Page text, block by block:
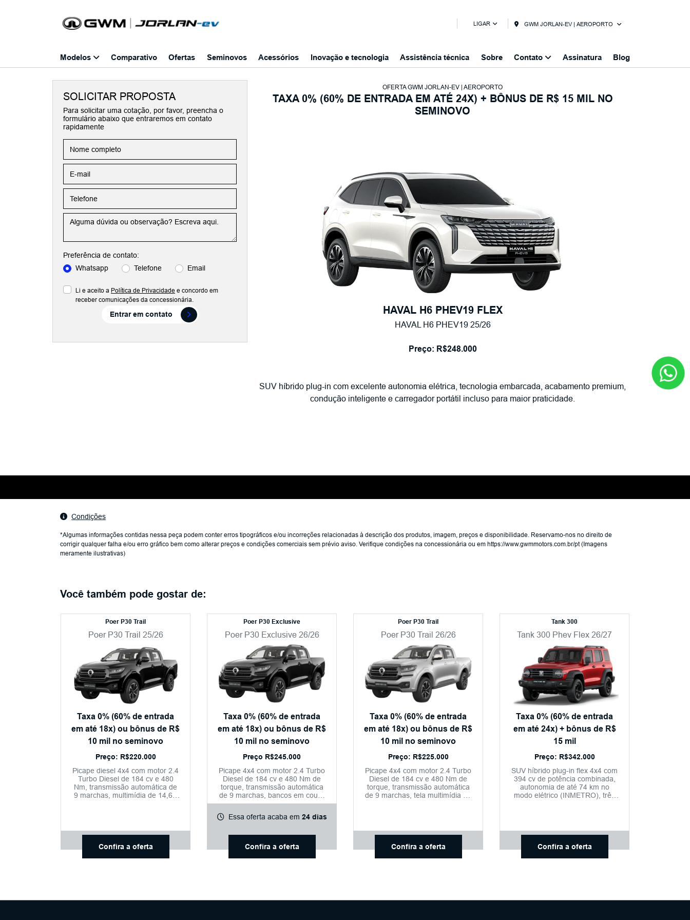
LIGAR GWM JORLAN-EV | AEROPORTO
Modelos Comparativo Ofertas Seminovos Acessórios Inovação e tecnologia Assistência técnica Sobre Contato Assinatura Blog
OFERTA GWM JORLAN-EV | AEROPORTO
TAXA 0% (60% DE ENTRADA EM ATÉ 24X) + BÔNUS DE R$ 15 MIL NO
SEMINOVO
HAVAL H6 PHEV19 FLEX
HAVAL H6 PHEV19 25/26
Preço: R$248.000
SUV híbrido plug-in com excelente autonomia elétrica, tecnologia embarcada, acabamento premium,
condução inteligente e carregador portátil incluso para maior praticidade.
SOLICITAR PROPOSTA
Para solicitar uma cotação, por favor, preencha o
formulário abaixo que entraremos em contato
rapidamente
Preferência de contato:
Whatsapp
Telefone Email
Li e aceito a Política de Privacidade e concordo em
receber comunicações da concessionária.
Entrar em contato
Condições
*Algumas informações contidas nessa peça podem conter erros tipográficos e/ou incorreções relacionadas à descrição dos produtos, imagem, preços e disponibilidade. Reservamo-nos no direito de
corrigir qualquer falha e/ou erro gráfico bem como alterar preços e condições comerciais sem prévio aviso. Verifique condições na concessionária ou em https://www.gwmmotors.com.br/pt (Imagens
meramente ilustrativas)
Você também pode gostar de:
Poer P30 Trail
Poer P30 Trail 25/26
Taxa 0% (60% de entrada
em até 18x) ou bônus de R$
10 mil no seminovo
Preço: R$220.000
Picape diesel 4x4 com motor 2.4
Turbo Diesel de 184 cv e 480
Nm, transmissão automática de
9 marchas, multimídia de 14,6”,
1.018 kg.
Confira a oferta
Poer P30 Exclusive
Poer P30 Exclusive 26/26
Taxa 0% (60% de entrada
em até 18x) ou bônus de R$
10 mil no seminovo
Preço R$245.000
Picape 4x4 com motor 2.4 Turbo
Diesel de 184 cv e 480 Nm de
torque, transmissão automática
de 9 marchas, bancos em couro
com ajustes elétricos,
multimídia de 14,6", câmera
nível 2+.
Essa oferta acaba em 24 dias
Confira a oferta
Poer P30 Trail
Poer P30 Trail 26/26
Taxa 0% (60% de entrada
em até 18x) ou bônus de R$
10 mil no seminovo
Preço: R$225.000
Picape 4x4 com motor 2.4 Turbo
Diesel de 184 cv e 480 Nm de
torque, transmissão automática
de 9 marchas, tela multimídia de
Confira a oferta
Tank 300
Tank 300 Phev Flex 26/27
Taxa 0% (60% de entrada
em até 24x) + bônus de R$
15 mil
Preço: R$342.000
SUV híbrido plug-in flex 4x4 com
394 cv de potência combinada,
autonomia de até 74 km no
modo elétrico (INMETRO), três
GWM e condução
semiautônoma nível 2+.
Confira a oferta